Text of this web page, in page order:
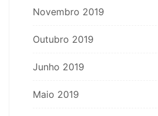
Novembro 2019
Outubro 2019
Junho 2019
Maio 2019